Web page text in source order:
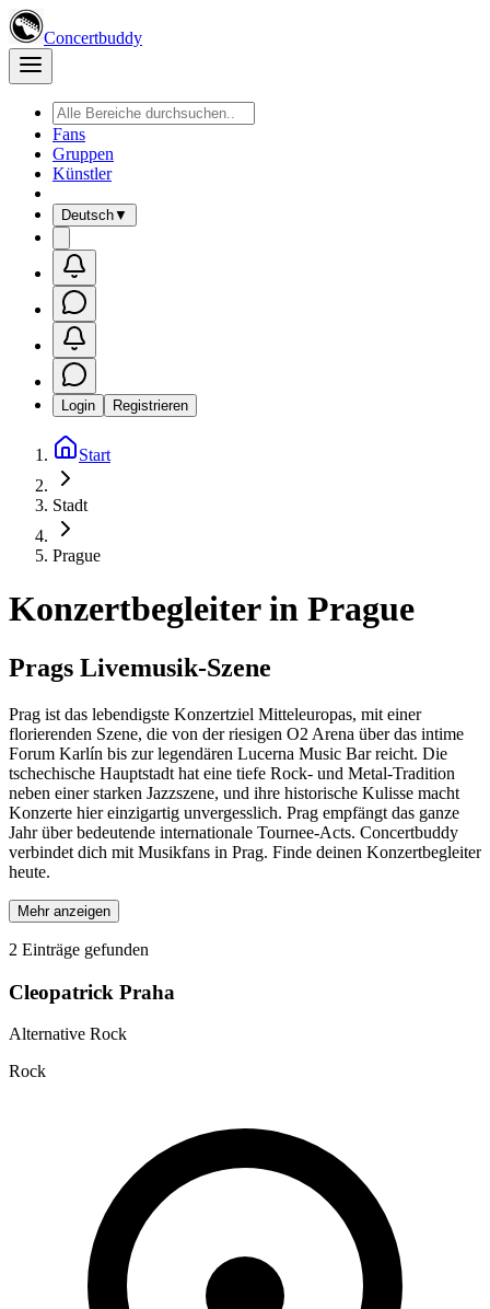
Concertbuddy
Fans
Gruppen
Künstler
Deutsch▼
Login Registrieren
Start
Stadt
Prague
Konzertbegleiter in Prague
Prags Livemusik-Szene
Prag ist das lebendigste Konzertziel Mitteleuropas, mit einer
florierenden Szene, die von der riesigen O2 Arena über das intime
Forum Karlín bis zur legendären Lucerna Music Bar reicht. Die
tschechische Hauptstadt hat eine tiefe Rock- und Metal-Tradition
neben einer starken Jazzszene, und ihre historische Kulisse macht
Konzerte hier einzigartig unvergesslich. Prag empfängt das ganze
Jahr über bedeutende internationale Tournee-Acts. Concertbuddy
verbindet dich mit Musikfans in Prag. Finde deinen Konzertbegleiter
heute.
Mehr anzeigen
2 Einträge gefunden
Cleopatrick Praha
Alternative Rock
Rock